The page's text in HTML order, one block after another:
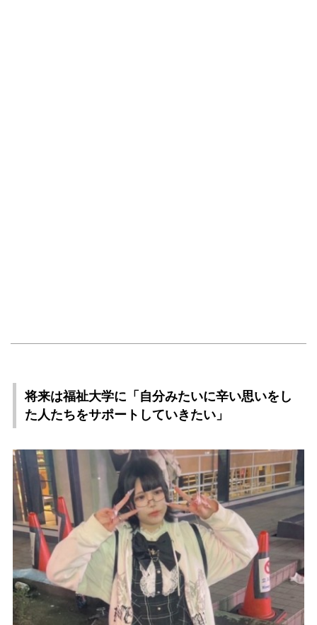
将来は福祉大学に「自分みたいに辛い思いをし
た人たちをサポートしていきたい」